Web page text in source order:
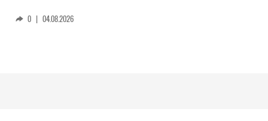
0 | 04.08.2026